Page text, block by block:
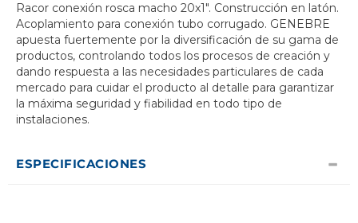
Racor conexión rosca macho 20x1". Construcción en latón.
Acoplamiento para conexión tubo corrugado. GENEBRE
apuesta fuertemente por la diversificación de su gama de
productos, controlando todos los procesos de creación y
dando respuesta a las necesidades particulares de cada
mercado para cuidar el producto al detalle para garantizar
la máxima seguridad y fiabilidad en todo tipo de
instalaciones.
ESPECIFICACIONES